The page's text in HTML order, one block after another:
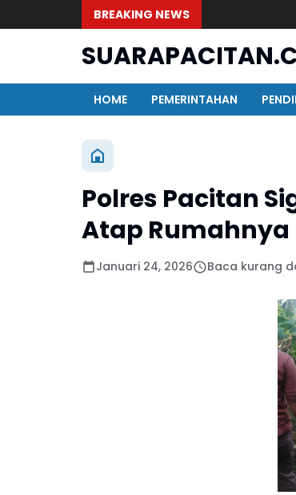
BREAKING NEWS
HOME
PEMERINTAHAN
Polres Pacitan
Atap Rumahnya
Januari 24, 2026 Baca kurang